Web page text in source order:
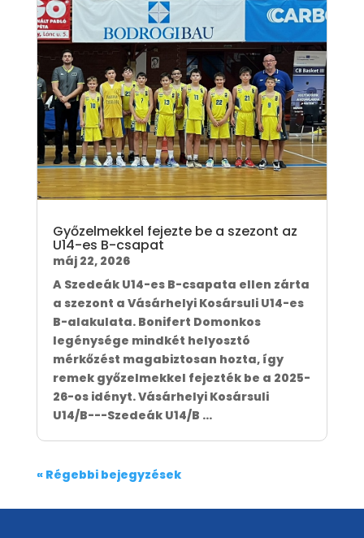
Győzelmekkel fejezte be a szezont az
U14-es B-csapat
máj 22, 2026
A Szedeák U14-es B-csapata ellen zárta
a szezont a Vásárhelyi Kosársuli U14-es
B-alakulata. Bonifert Domonkos
legénysége mindkét helyosztó
mérkőzést magabiztosan hozta, így
remek győzelmekkel fejezték be a 2025-
26-os idényt. Vásárhelyi Kosársuli
U14/B---Szedeák U14/B ...
« Régebbi bejegyzések